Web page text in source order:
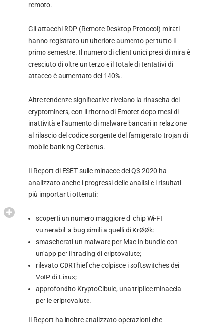
remoto.
Gli attacchi RDP (Remote Desktop Protocol) mirati
hanno registrato un ulteriore aumento per tutto il
primo semestre. Il numero di client unici presi di mira è
cresciuto di oltre un terzo e il totale di tentativi di
attacco è aumentato del 140%.
Altre tendenze significative rivelano la rinascita dei
cryptominers, con il ritorno di Emotet dopo mesi di
inattività e l’aumento di malware bancari in relazione
al rilascio del codice sorgente del famigerato trojan di
mobile banking Cerberus.
Il Report di ESET sulle minacce del Q3 2020 ha
analizzato anche i progressi delle analisi e i risultati
più importanti ottenuti:
scoperti un numero maggiore di chip Wi-FI
vulnerabili a bug simili a quelli di KrØØk;
smascherati un malware per Mac in bundle con
un’app per il trading di criptovalute;
rilevato CDRThief che colpisce i softswitches dei
VoIP di Linux;
approfondito KryptoCibule, una triplice minaccia
per le criptovalute.
Il Report ha inoltre analizzato operazioni che